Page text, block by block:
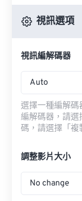
視訊選項
視訊編解碼器
Auto
選擇一種編解碼
編解碼器，請選
碼，請選擇「複
調整影片大小
No change